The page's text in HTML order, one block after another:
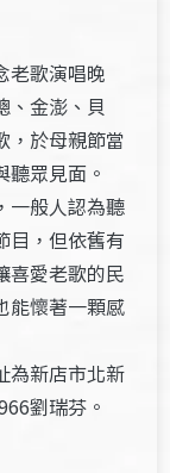
老歌演唱晚
、金澎、貝
，於母親節當
眾見面。
一般人認為聽
目，但依舊有
喜愛老歌的民
能懷著一顆感
為新店市北新
劉瑞芬。